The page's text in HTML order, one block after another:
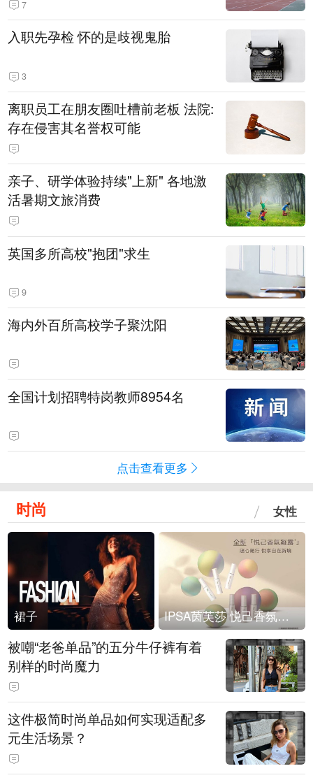
7
入职先孕检 怀的是歧视鬼胎
3
离职员工在朋友圈吐槽前老板 法院:
存在侵害其名誉权可能
亲子、研学体验持续"上新" 各地激
活暑期文旅消费
英国多所高校"抱团"求生
9
海内外百所高校学子聚沈阳
全国计划招聘特岗教师8954名
点击查看更多
时尚 女性
裙子 IPSA茵芙莎 悦己香氛凝露上市
被嘲“老爸单品”的五分牛仔裤有着
别样的时尚魔力
这件极简时尚单品如何实现适配多
元生活场景？